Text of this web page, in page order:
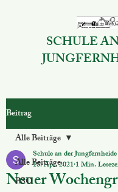
SCHULE
Beitrag
Alle Beiträge
BSO
Alle Beiträge
Neuer
Schule an der Jungfernheide
18. Apr. 20211 Min.